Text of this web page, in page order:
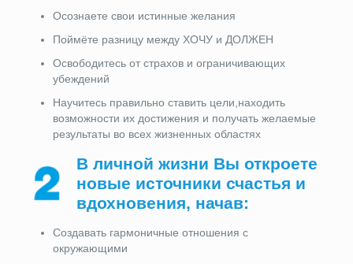
Осознаете свои истинные желания
Поймёте разницу между ХОЧУ и ДОЛЖЕН
Освободитесь от страхов и ограничивающих
убеждений
Научитесь правильно ставить цели,находить
возможности их достижения и получать желаемые
результаты во всех жизненных областях
В личной жизни Вы откроете
новые источники счастья и
вдохновения, начав:
Создавать гармоничные отношения с
окружающими